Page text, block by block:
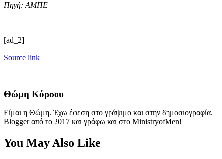
Πηγή: ΑΜΠΕ
[ad_2]
Source link
Θώμη Κόρσου
Είμαι η Θώμη. Έχω έφεση στο γράψιμο και στην δημοσιογραφία.
Blogger από το 2017 και γράφω και στο MinistryofMen!
You May Also Like